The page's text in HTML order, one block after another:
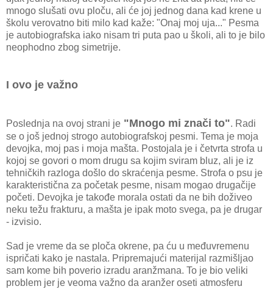
mnogo slušati ovu ploču, ali će joj jednog dana kad krene u
školu verovatno biti milo kad kaže: "Onaj moj uja..." Pesma
je autobiografska iako nisam tri puta pao u školi, ali to je bilo
neophodno zbog simetrije.
I ovo je važno
Poslednja na ovoj strani je "Mnogo mi znači to". Radi
se o još jednoj strogo autobiografskoj pesmi. Tema je moja
devojka, moj pas i moja mašta. Postojala je i četvrta strofa u
kojoj se govori o mom drugu sa kojim sviram bluz, ali je iz
tehničkih razloga došlo do skraćenja pesme. Strofa o psu je
karakteristična za početak pesme, nisam mogao drugačije
početi. Devojka je takođe morala ostati da ne bih doživeo
neku težu frakturu, a mašta je ipak moto svega, pa je drugar
- izvisio.
Sad je vreme da se ploča okrene, pa ću u međuvremenu
ispričati kako je nastala. Pripremajući materijal razmišljao
sam kome bih poverio izradu aranžmana. To je bio veliki
problem jer je veoma važno da aranžer oseti atmosferu